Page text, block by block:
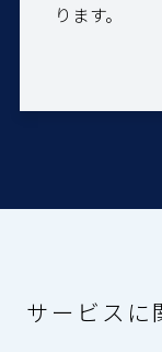
ります。
サービスに